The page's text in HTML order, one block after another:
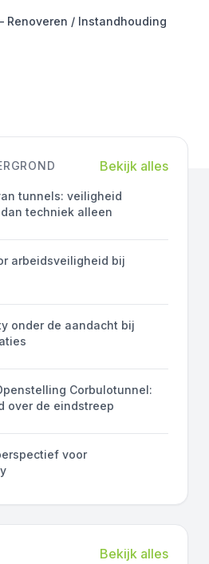
Renoveren / Instandhouding
Bekijk alles
tunnels: veiligheid
techniek alleen
arbeidsveiligheid bij
onder de aandacht bij
Corbulotunnel:
over de eindstreep
voor
Bekijk alles